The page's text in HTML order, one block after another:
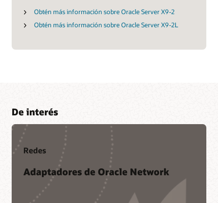
Obtén más información sobre Oracle Server X9-2
Obtén más información sobre Oracle Server X9-2L
De interés
Redes
Adaptadores de Oracle Network